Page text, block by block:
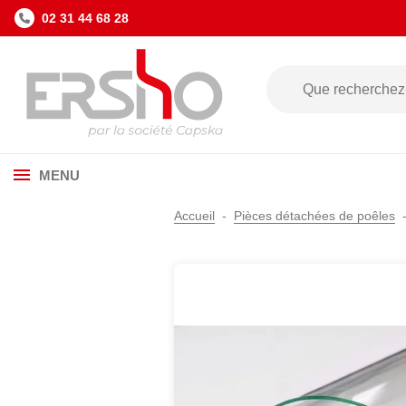
02 31 44 68 28
MENU
Accueil Pièces détachées de poêles